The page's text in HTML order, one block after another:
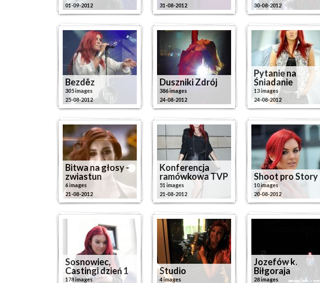
01-09-2012
31-08-2012
30-08-2012
Bezděz
305 images
25-08-2012
Duszniki Zdrój
386 images
24-08-2012
Pytanie na
Śniadanie
13 images
24-08-2012
Bitwa na głosy -
zwiastun
6 images
21-08-2012
Konferencja
ramówkowa TVP
51 images
21-08-2012
Shoot pro Story
10 images
20-08-2012
Sosnowiec,
Castingi dzień 1
178 images
Studio
4 images
Jozefów k.
Biłgoraja
28 images